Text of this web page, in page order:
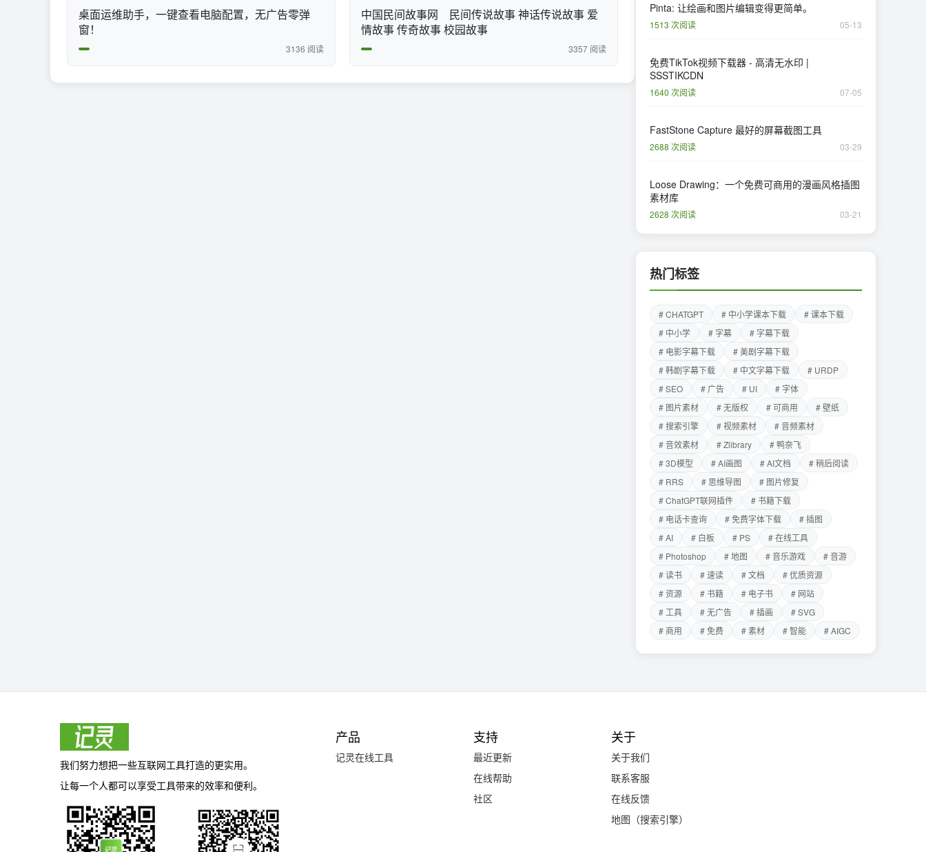
桌面运维助手，一键查看电脑配置，无广告零弹
窗！
3136 阅读
中国民间故事网 民间传说故事 神话传说故事 爱
情故事 传奇故事 校园故事
3357 阅读
Pinta: 让绘画和图片编辑变得更简单。
1513 次阅读 05-13
免费TikTok视频下载器 - 高清无水印 |
SSSTIKCDN
1640 次阅读 07-05
FastStone Capture 最好的屏幕截图工具
2688 次阅读 03-29
Loose Drawing：一个免费可商用的漫画风格插图
素材库
2628 次阅读 03-21
热门标签
# CHATGPT # 中小学课本下载
# 课本下载
# 中小学
# 字幕
# 字幕下载
# 电影字幕下载
# 美剧字幕下载
# 韩剧字幕下载
# 中文字幕下载
# URDP
# SEO
# 广告 # UI
# 字体
# 图片素材
# 无版权 # 可商用
# 壁纸
# 搜索引擎
# 视频素材
# 音频素材
# 音效素材
# Zlibrary
# 鸭奈飞
# 3D模型
# AI画图 # AI文档
# 稍后阅读
# RRS
# 思维导图
# 图片修复
# ChatGPT联网插件
# 书籍下载
# 电话卡查询
# 免费字体下载
# 插图
# AI
# 白板 # PS
# 在线工具
# Photoshop
# 地图 # 音乐游戏
# 音游
# 读书
# 速读 # 文档
# 优质资源
# 资源
# 书籍 # 电子书
# 网站
# 工具
# 无广告 # 插画
# SVG
# 商用
# 免费 # 素材 # 智能 # AIGC
我们努力想把一些互联网工具打造的更实用。
让每一个人都可以享受工具带来的效率和便利。
产品
记灵在线工具
支持
最近更新
在线帮助
社区
关于
关于我们
联系客服
在线反馈
地图（搜索引擎）